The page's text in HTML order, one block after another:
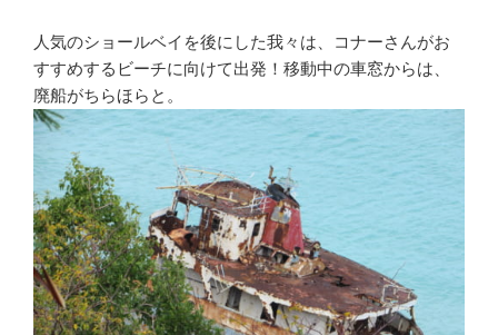
人気のショールベイを後にした我々は、コナーさんがお
すすめするビーチに向けて出発！移動中の車窓からは、
廃船がちらほらと。